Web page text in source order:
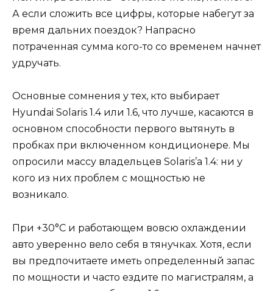
А если сложить все цифры, которые набегут за
время дальних поездок? Напрасно
потраченная сумма кого-то со временем начнет
удручать.
Основные сомнения у тех, кто выбирает
Hyundai Solaris 1.4 или 1.6, что лучше, касаются в
основном способности первого вытянуть в
пробках при включенном кондиционере. Мы
опросили массу владельцев Solaris’a 1.4: ни у
кого из них проблем с мощностью не
возникало.
При +30°C и работающем вовсю охлаждении
авто уверенно вело себя в тянучках. Хотя, если
вы предпочитаете иметь определенный запас
по мощности и часто ездите по магистралям, а